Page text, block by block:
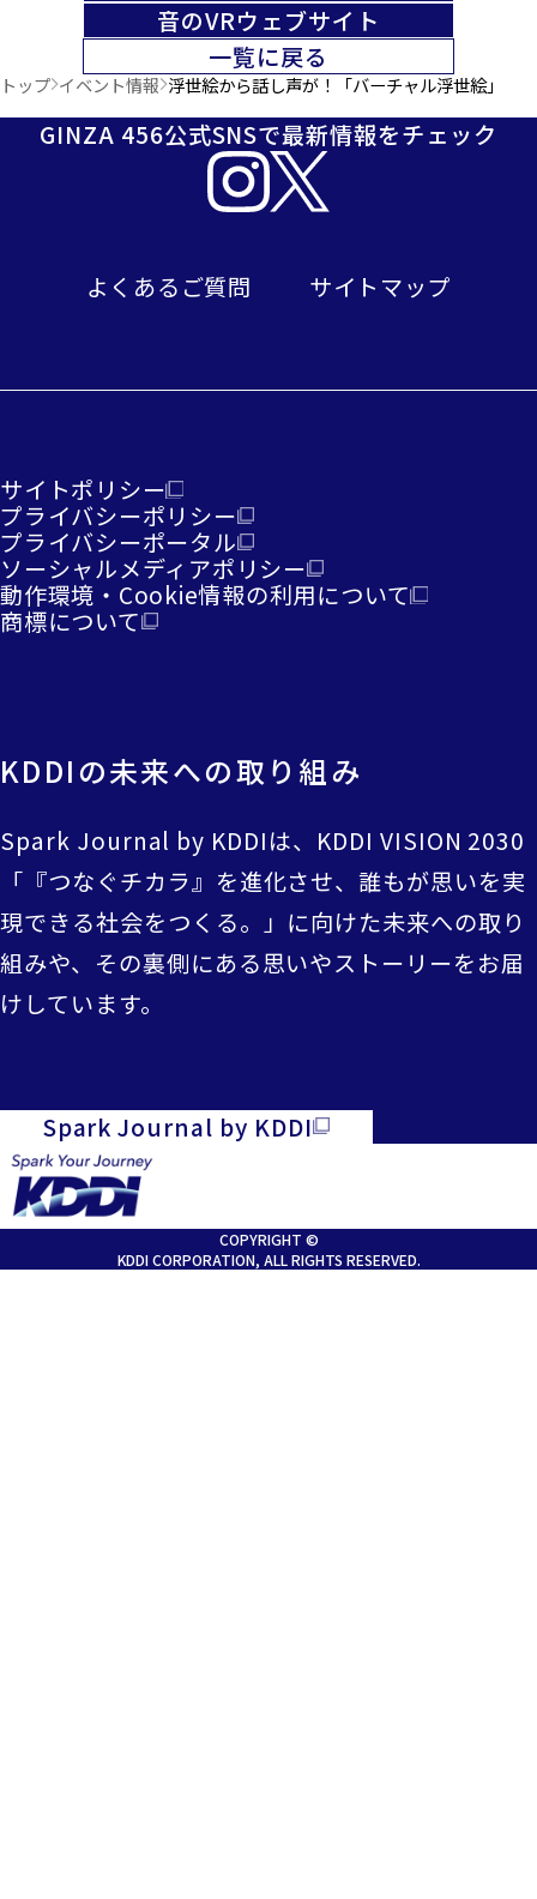
音のVRウェブサイト
一覧に戻る
トップ イベント情報 浮世絵から話し声が！「バーチャル浮世絵」
GINZA 456公式SNSで最新情報をチェック
よくあるご質問 サイトマップ
サイトポリシー
プライバシーポリシー
プライバシーポータル
ソーシャルメディアポリシー
動作環境・Cookie情報の利用について
商標について
KDDIの未来への取り組み
Spark Journal by KDDIは、KDDI VISION 2030
「『つなぐチカラ』を進化させ、誰もが思いを実
現できる社会をつくる。」に向けた未来への取り
組みや、その裏側にある思いやストーリーをお届
けしています。
Spark Journal by KDDI
COPYRIGHT ©
KDDI CORPORATION, ALL RIGHTS RESERVED.